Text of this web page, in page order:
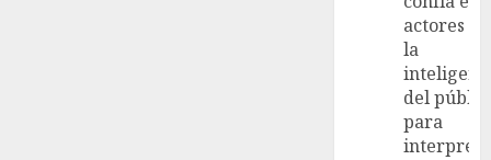
actores y
la
del
para